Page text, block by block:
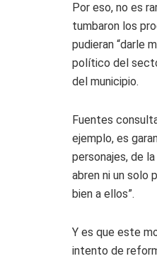
Por eso, no es
tumbaron los
pudieran “darle
político del
del municipio.
Fuentes
ejemplo, es
personajes, de
abren ni un solo
bien a ellos”.
Y es que este
intento de